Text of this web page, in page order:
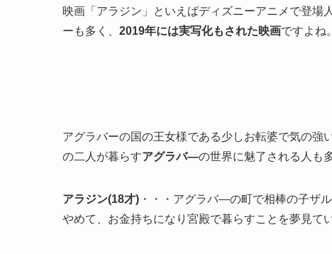
映画「アラジン」といえばディズニーアニメで登場
ーも多く、 2019年には実写化もされた映画ですよね。
アグラバーの国の王女様である少しお転婆で気の強
の二人が暮らすアグラバ―の世界に魅了される人も
アラジン(18才) ・・・アグラバ―の町で相棒の子ザ
やめて、お金持ちになり宮殿で暮らすことを夢見てい